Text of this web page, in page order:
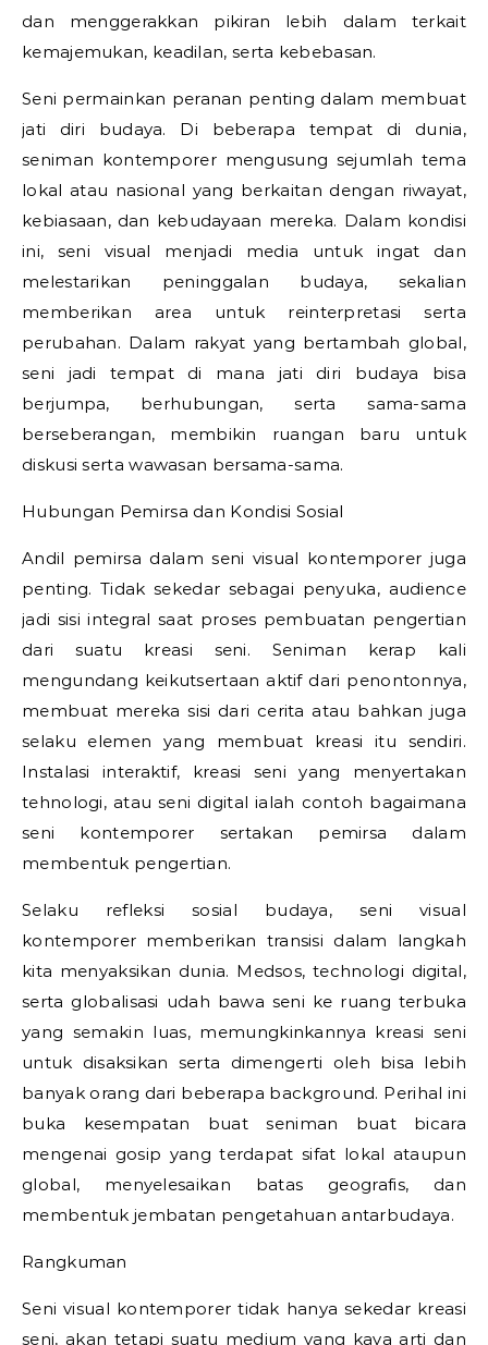
dan menggerakkan pikiran lebih dalam terkait
kemajemukan, keadilan, serta kebebasan.
Seni permainkan peranan penting dalam membuat
jati diri budaya. Di beberapa tempat di dunia,
seniman kontemporer mengusung sejumlah tema
lokal atau nasional yang berkaitan dengan riwayat,
kebiasaan, dan kebudayaan mereka. Dalam kondisi
ini, seni visual menjadi media untuk ingat dan
melestarikan peninggalan budaya, sekalian
memberikan area untuk reinterpretasi serta
perubahan. Dalam rakyat yang bertambah global,
seni jadi tempat di mana jati diri budaya bisa
berjumpa, berhubungan, serta sama-sama
berseberangan, membikin ruangan baru untuk
diskusi serta wawasan bersama-sama.
Hubungan Pemirsa dan Kondisi Sosial
Andil pemirsa dalam seni visual kontemporer juga
penting. Tidak sekedar sebagai penyuka, audience
jadi sisi integral saat proses pembuatan pengertian
dari suatu kreasi seni. Seniman kerap kali
mengundang keikutsertaan aktif dari penontonnya,
membuat mereka sisi dari cerita atau bahkan juga
selaku elemen yang membuat kreasi itu sendiri.
Instalasi interaktif, kreasi seni yang menyertakan
tehnologi, atau seni digital ialah contoh bagaimana
seni kontemporer sertakan pemirsa dalam
membentuk pengertian.
Selaku refleksi sosial budaya, seni visual
kontemporer memberikan transisi dalam langkah
kita menyaksikan dunia. Medsos, technologi digital,
serta globalisasi udah bawa seni ke ruang terbuka
yang semakin luas, memungkinkannya kreasi seni
untuk disaksikan serta dimengerti oleh bisa lebih
banyak orang dari beberapa background. Perihal ini
buka kesempatan buat seniman buat bicara
mengenai gosip yang terdapat sifat lokal ataupun
global, menyelesaikan batas geografis, dan
membentuk jembatan pengetahuan antarbudaya.
Rangkuman
Seni visual kontemporer tidak hanya sekedar kreasi
seni, akan tetapi suatu medium yang kaya arti dan